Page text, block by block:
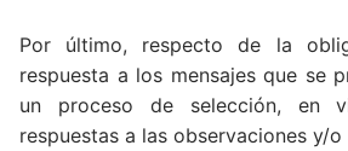
Por último, respecto de la
respuesta a los mensajes que se
un proceso de selección, en
respuestas a las observaciones y/